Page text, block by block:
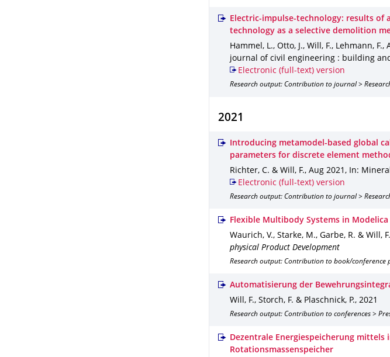
Electric-impulse-technology: results
technology as a selective demolition
Hammel, L., Otto, J., Will, F., Lehmann, F.,
journal of civil engineering : building
Electronic (full-text) version
Research output: Contribution to journal >
2021
Introducing metamodel-based global
parameters for discrete element
Richter, C. & Will, F., Aug 2021 , In:
Electronic (full-text) version
Research output: Contribution to journal >
Flexible Multibody Systems in Modelica
Waurich, V., Starke, M., Garbe, R. & Will, F.
physical Product Development
Research output: Contribution to book/
Automatisierung der
Will, F., Storch, F. & Plaschnick, P., 2021
Research output: Contribution to conferences >
Dezentrale Energiespeicherung
Rotationsmassenspeicher